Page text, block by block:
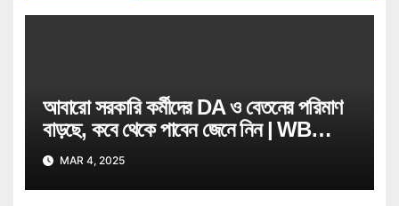
আবারো সরকারি কর্মীদের DA ও বেতনের পরিমাণ
বাড়ছে, কবে থেকে পাবেন জেনে নিন | WB
Govt Job Employee
MAR 4, 2025